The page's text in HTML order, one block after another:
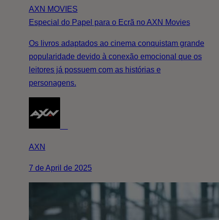
AXN MOVIES
Especial do Papel para o Ecrã no AXN Movies
Os livros adaptados ao cinema conquistam grande
popularidade devido à conexão emocional que os
leitores já possuem com as histórias e
personagens.
AXN
7 de April de 2025